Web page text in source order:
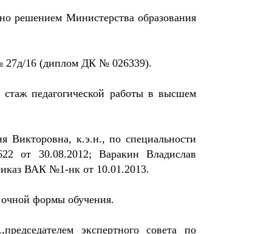
решением Министерства образования
27д/16 (диплом ДК № 026339).
педагогической работы в высшем
Викторовна, к.э.н., по специальности
от 30.08.2012; Варакин Владислав
ВАК №1-нк от 10.01.2013.
очной формы обучения.
экспертного совета по